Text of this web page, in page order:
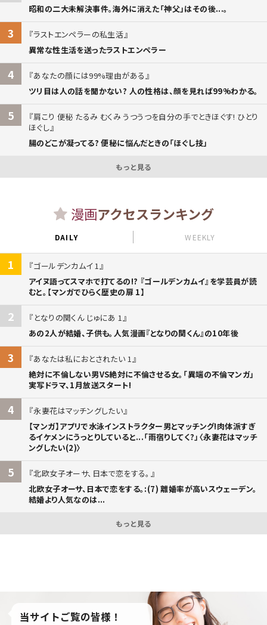
昭和の二大未解決事件。海外に消えた「神父」はその後...。
3
ラストエンペラーの私生活
異常な性生活を送ったラストエンペラー
4
あなたの顔には99%理由がある
ツリ目は人の話を聞かない? 人の性格は、顔を見れば99%わかる。
5
肩こり 便秘 たるみ むくみ うつうつを自分の手でときほぐす! ひとり
ほぐし
腸のどこが凝ってる? 便秘に悩んだときの「ほぐし技」
もっと見る
漫画アクセスランキング
DAILY WEEKLY
1
ゴールデンカムイ 1
アイヌ語ってスマホで打てるの!? 『ゴールデンカムイ』を学芸員が読
むと。【マンガでひらく歴史の扉 1】
2
となりの関くん じゅにあ 1
あの2人が結婚、子供も。人気漫画『となりの関くん』の10年後
3
あなたは私におとされたい 1
絶対に不倫しない男VS絶対に不倫させる女。「異端の不倫マンガ」
実写ドラマ、1月放送スタート!
4
永妻花はマッチングしたい
【マンガ】アプリで水泳インストラクター男とマッチング!肉体派すぎ
るイケメンにうっとりしていると...「雨宿りしてく?」〈永妻花はマッチ
ングしたい(2)〉
5
北欧女子オーサ、日本で恋をする。
北欧女子オーサ、日本で恋をする。:(7) 離婚率が高いスウェーデン。
結婚より人気なのは...
もっと見る
当サイトご覧の皆様！